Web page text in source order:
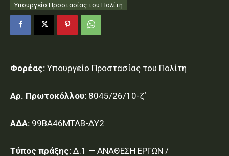
Υπουργείο Προστασίας του Πολίτη
Φορέας: Υπουργείο Προστασίας του Πολίτη
Αρ. Πρωτοκόλλου: 8045/26/10-ζ΄
ΑΔΑ: 99ΒΑ46ΜΤΛΒ-ΔΥ2
Τύπος πράξης: Δ.1 — ΑΝΑΘΕΣΗ ΕΡΓΩΝ /